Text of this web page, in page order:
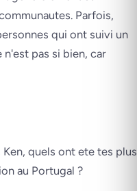
Parfois,
qui ont suivi un
pas si bien, car
quels ont ete tes plus
au Portugal ?